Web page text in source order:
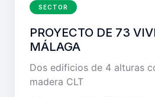
SECTOR
PROYECTO DE 73
MÁLAGA
Dos edificios de 4 alturas
madera CLT